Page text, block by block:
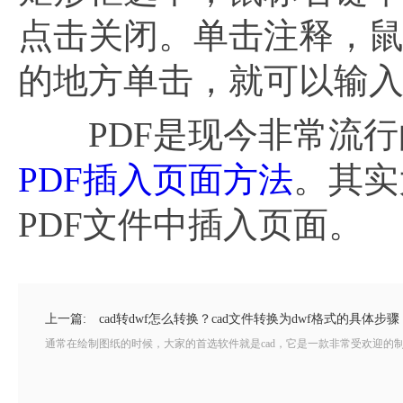
点击关闭。单击注释，
的地方单击，就可以输
PDF是现今非常流行
PDF插入页面方法。其
PDF文件中插入页面。
上一篇: cad转dwf怎么转换？cad文件转换为dwf格式的具体步骤
通常在绘制图纸的时候，大家的首选软件就是cad，它是一款非常受欢迎